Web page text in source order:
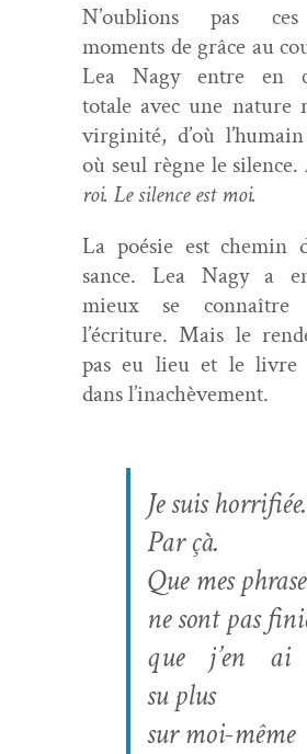
N’oublions pas
moments de grâce au
Lea Nagy entre en
totale avec une nature
vir­ginité, d’où
où seul règne le silence.
roi. Le silence est moi.
La poésie est chemin
sance. Lea Nagy a
mieux se
l’écriture. Mais le
pas eu lieu et le livre
dans l’inachèvement.
Je suis horrifiée.
Par çà.
Que mes
ne sont pas
que j’en ai
su plus
sur moi-même